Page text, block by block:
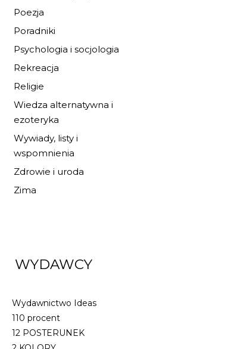
Poezja
Poradniki
Psychologia i socjologia
Rekreacja
Religie
Wiedza alternatywna i
ezoteryka
Wywiady, listy i
wspomnienia
Zdrowie i uroda
Zima
WYDAWCY
Wydawnictwo Ideas
110 procent
12 POSTERUNEK